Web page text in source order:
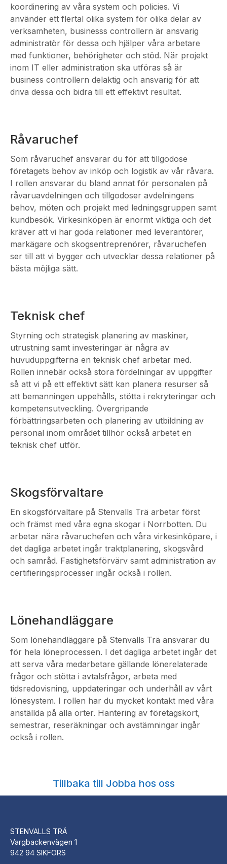
koordinering av våra system och policies. Vi
använder ett flertal olika system för olika delar av
verksamheten, businesss controllern är ansvarig
administratör för dessa och hjälper våra arbetare
med funktioner, behörigheter och stöd. När projekt
inom IT eller administration ska utföras så är
business controllern delaktig och ansvarig för att
driva dessa och bidra till ett effektivt resultat.
Råvaruchef
Som råvaruchef ansvarar du för att tillgodose
företagets behov av inköp och logistik av vår råvara.
I rollen ansvarar du bland annat för personalen på
råvaruavdelningen och tillgodoser avdelningens
behov, möten och projekt med ledningsgruppen samt
kundbesök. Virkesinköpen är enormt viktiga och det
kräver att vi har goda relationer med leverantörer,
markägare och skogsentreprenörer, råvaruchefen
ser till att vi bygger och utvecklar dessa relationer på
bästa möjliga sätt.
Teknisk chef
Styrning och strategisk planering av maskiner,
utrustning samt investeringar är några av
huvuduppgifterna en teknisk chef arbetar med.
Rollen innebär också stora fördelningar av uppgifter
så att vi på ett effektivt sätt kan planera resurser så
att bemanningen uppehålls, stötta i rekryteringar och
kompetensutveckling. Övergripande
förbättringsarbeten och planering av utbildning av
personal inom området tillhör också arbetet en
teknisk chef utför.
Skogsförvaltare
En skogsförvaltare på Stenvalls Trä arbetar först
och främst med våra egna skogar i Norrbotten. Du
arbetar nära råvaruchefen och våra virkesinköpare, i
det dagliga arbetet ingår traktplanering, skogsvård
och samråd. Fastighetsförvärv samt administration av
certifieringsprocesser ingår också i rollen.
Lönehandläggare
Som lönehandläggare på Stenvalls Trä ansvarar du
för hela löneprocessen. I det dagliga arbetet ingår det
att serva våra medarbetare gällande lönerelaterade
frågor och stötta i avtalsfrågor, arbeta med
tidsredovisning, uppdateringar och underhåll av vårt
lönesystem. I rollen har du mycket kontakt med våra
anställda på alla orter. Hantering av företagskort,
semestrar, reseräkningar och avstämningar ingår
också i rollen.
Tillbaka till Jobba hos oss
STENVALLS TRÄ
Vargbackenvägen 1
942 94 SIKFORS